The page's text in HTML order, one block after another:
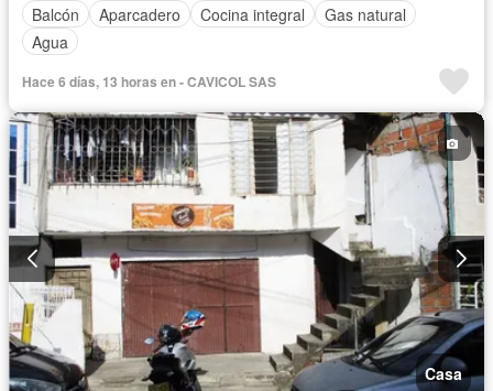
Balcón
Aparcadero Cocina integral
Gas natural
Agua
Hace 6 días, 13 horas en - CAVICOL SAS
Casa